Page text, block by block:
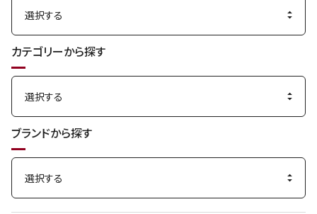
カテゴリーから探す
ブランドから探す